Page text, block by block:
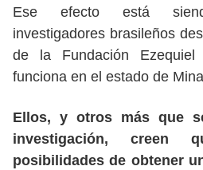
Ese efecto está
investigadores brasileños
de la Fundación
funciona en el estado de
Ellos, y otros más que
investigación,
posibilidades de obtener